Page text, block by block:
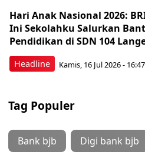
Headline
Hari Anak Nasional 2026:
Ini Sekolahku Salurkan
Pendidikan di SDN 104
Kamis, 16 Jul 2026 - 16:47
Tag Populer
Bank bjb Digi bank bjb